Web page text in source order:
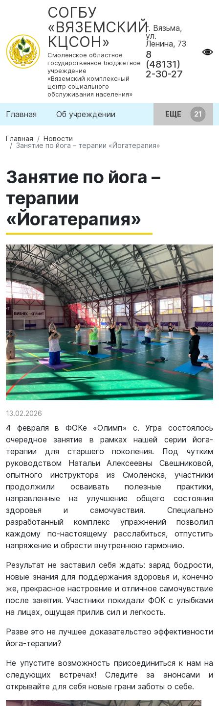
СОГБУ
«ВЯЗЕМСКИЙ
КЦСОН»
Смоленское областное
государственное бюджетное
учреждение
«Вяземский комплексный
центр социального
обслуживания населения»
г. Вязьма,
ул.
Ленина, 73
8
(48131)
2-30-27
Главная Об учреждении ЕЩЕ
Главная
Новости
Занятие по йога – терапии «Йогатерапия»
Занятие по йога –
терапии
«Йогатерапия»
13.02.2026
4 февраля в ФОКе «Олимп» с. Угра состоялось
очередное занятие в рамках нашей серии йога-
терапии для старшего поколения. Под чутким
руководством Натальи Алексеевны Свешниковой,
опытного инструктора из Смоленска, участники
продолжили осваивать полезные практики,
направленные на улучшение общего состояния
здоровья и самочувствия. Специально
разработанный комплекс упражнений позволил
каждому по-настоящему расслабиться, отпустить
напряжение и обрести внутреннюю гармонию.
Результат не заставил себя ждать: заряд бодрости,
новые знания для поддержания здоровья и, конечно
же, прекрасное настроение и отличное самочувствие
после занятия. Участники покидали ФОК с улыбками
на лицах, ощущая прилив сил и легкость.
Разве это не лучшее доказательство эффективности
йога-терапии?
Не упустите возможность присоединиться к нам на
следующих встречах! Следите за анонсами и
открывайте для себя новые грани заботы о себе.